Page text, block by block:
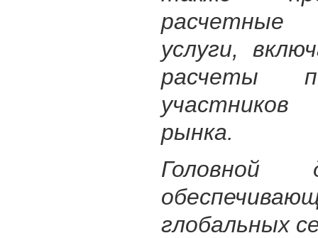
расчетные
услуги,
расчеты
участников
рынка.
Головной
глобальных